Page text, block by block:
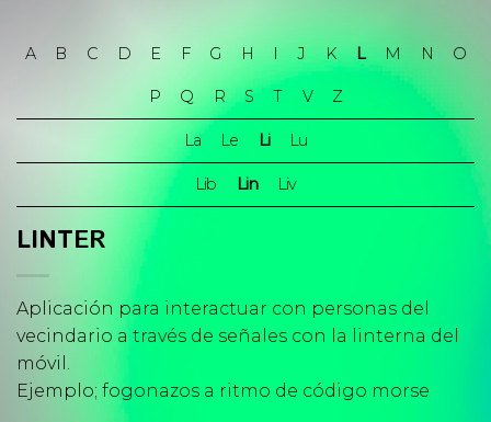
A B C D E F G H I J K L M N O
P Q R S T V Z
La Le Li Lu
Lib Lin Liv
LINTER
Aplicación para interactuar con personas del
vecindario a través de señales con la linterna del
móvil.
Ejemplo; fogonazos a ritmo de código morse